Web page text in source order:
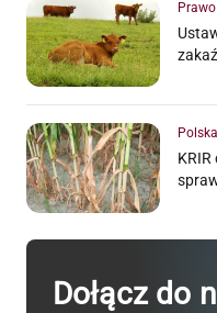
Polska
Dołącz do